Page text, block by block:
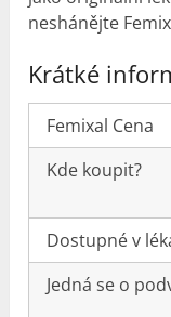
neshánějte
Krátké
Femixal Cena
Kde koupit?
Dostupné v
Jedná se o